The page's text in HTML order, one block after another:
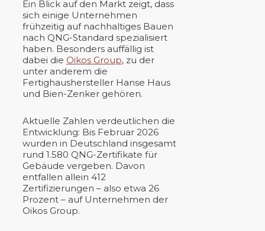
Ein Blick auf den Markt zeigt, dass
sich einige Unternehmen
frühzeitig auf nachhaltiges Bauen
nach QNG-Standard spezialisiert
haben. Besonders auffällig ist
dabei die Oikos Group, zu der
unter anderem die
Fertighaushersteller Hanse Haus
und Bien-Zenker gehören.
Aktuelle Zahlen verdeutlichen die
Entwicklung: Bis Februar 2026
wurden in Deutschland insgesamt
rund 1.580 QNG-Zertifikate für
Gebäude vergeben. Davon
entfallen allein 412
Zertifizierungen – also etwa 26
Prozent – auf Unternehmen der
Oikos Group.